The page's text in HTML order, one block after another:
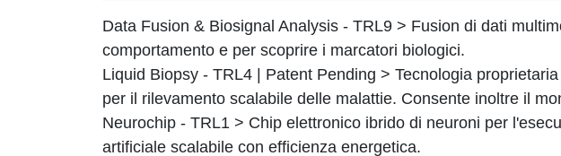
Data Fusion & Biosignal Analysis - TRL9 > Fusion di dati
comportamento e per scoprire i marcatori biologici.
Liquid Biopsy - TRL4 | Patent Pending > Tecnologia
per il rilevamento scalabile delle malattie. Consente inoltre il
Neurochip - TRL1 > Chip elettronico ibrido di neuroni per
artificiale scalabile con efficienza energetica.